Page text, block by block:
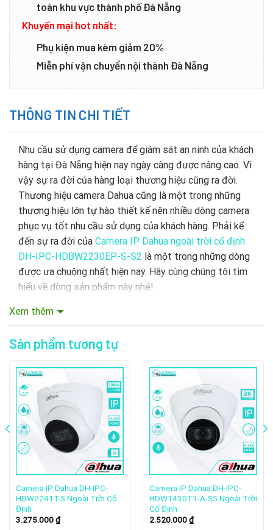
toàn khu vực thành phố Đà Nẵng
Khuyến mại hot nhất:
Phụ kiện mua kèm giảm 20%
Miễn phí vận chuyển nội thành Đà Nẵng
THÔNG TIN CHI TIẾT
Nhu cầu sử dụng camera để giám sát an ninh của khách
hàng tại Đà Nẵng hiện nay ngày càng được nâng cao. Vì
vậy sự ra đời của hàng loại thương hiệu cũng ra đời.
Thương hiệu camera Dahua cũng là một trong những
thương hiệu lớn tự hào thiết kế nên nhiều dòng camera
phục vụ tốt nhu cầu sử dụng của khách hàng. Phải kể
đến sự ra đời của Camera IP Dahua ngoài trời cố định
DH-IPC-HDBW2230EP-S-S2 là một trong những dòng
được ưa chuộng nhất hiện nay. Hãy cùng chúng tôi tìm
hiểu về dòng sản phẩm này nhé!
1. Camera IP Dahua ngoài trời cố định DH-IPC-
Dahua Technology là nhà sản xuất thiết bị giám sát
video đa quốc gia của Trung Quốc, trụ sở tại Hàng
Châu, Chiết Giang. Thành lập năm 2001, Dahua hiện là
nhà sản xuất thiết bị giám sát lớn thứ hai thế giới tính
theo doanh thu, với văn phòng tại hơn 180 quốc gia và
35 chi nhánh trên toàn cầu.
2. Hành trình phát triển của thương hiệu
Camera Dahua
Xem thêm
Sản phẩm tương tự
Camera IP Dahua DH-IPC-
HDW2241T-S Ngoài Trời Cố
Định
3.275.000₫
Camera IP Dahua DH-IPC-
HDW1430T1-A-S5 Ngoài Trời
Cố Định
2.520.000₫